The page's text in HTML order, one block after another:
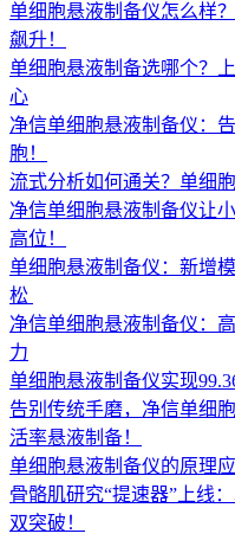
单细胞悬液制备仪怎么样
飙升！
单细胞悬液制备选哪个？
心
净信单细胞悬液制备仪：
胞！
流式分析如何通关？单细
净信单细胞悬液制备仪让
高位！
单细胞悬液制备仪：新增
松 ​
净信单细胞悬液制备仪：
力
单细胞悬液制备仪实现
告别传统手磨，净信单细
活率悬液制备！
单细胞悬液制备仪的原理
骨骼肌研究“提速器”上线
双突破！